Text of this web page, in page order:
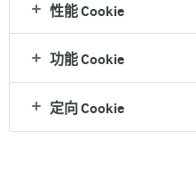
Reopen cookie popup
网站使用标准条款
性能 Cookie
功能 Cookie
定向 Cookie